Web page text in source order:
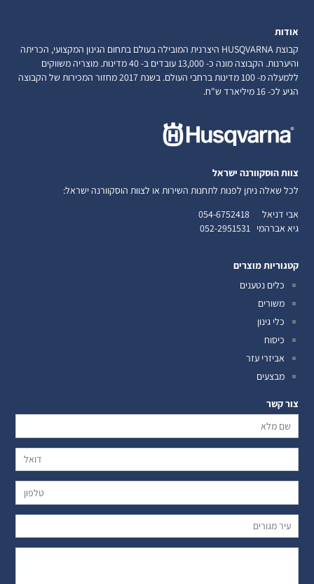
אודות
קבוצת HUSQVARNA היצרנית המובילה בעולם בתחום הגינון המקצועי, הכריתה
והיערנות. הקבוצה מונה כ- 13,000 עובדים ב- 40 מדינות. מוצריה משווקים
ללמעלה מ- 100 מדינות ברחבי העולם. בשנת 2017 מחזור המכירות של הקבוצה
הגיע לכ- 16 מיליארד ש"ח.
צוות הוסקוורנה ישראל
לכל שאלה ניתן לפנות לתחנות השירות או לצוות הוסקוורנה ישראל:
אבי דניאל 054-6752418
גיא אברהמי 052-2951531
קטגוריות מוצרים
כלים נטענים
משורים
כלי גינון
כיסוח
אביזרי עזר
מבצעים
צור קשר